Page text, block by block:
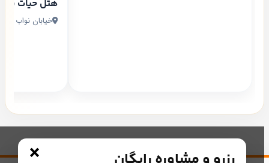
هتل حیات
خیابان نواب صفوی
×